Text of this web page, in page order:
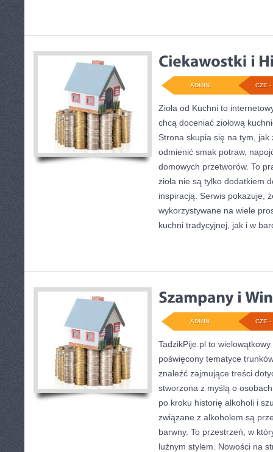
CZE -
ADMIN
Zioła od Kuchni to
chcą doceniać ziołową
Strona skupia się na tym,
odmienić smak potraw,
domowych przetworów. To
zioła nie są tylko dodatkiem
inspiracją. Serwis pokazuje,
wykorzystywane na wiele
kuchni tradycyjnej, jak i w
CZE -
ADMIN
TadzikPije.pl to
poświęcony tematyce
znaleźć zajmujące treści
stworzona z myślą o
po kroku historię alkoholi i
związane z alkoholem są
barwny. To przestrzeń, w
luźnym stylem. Nowości na